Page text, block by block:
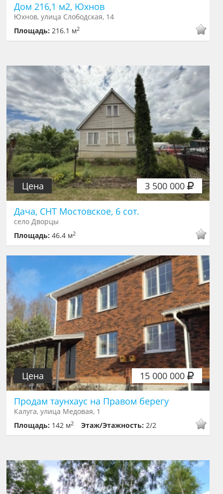
Дом 216,1 м2, Юхнов
Юхнов, улица Слободская, 14
Площадь:216.1 м2
3 500 000
Цена
Дача, СНТ Мостовское, 6 сот.
село Дворцы
Площадь:46.4 м2
15 000 000
Цена
Продам таунхаус на Правом берегу
Калуга, улица Медовая, 1
Площадь: 142 м2 Этаж/Этажность:2/2